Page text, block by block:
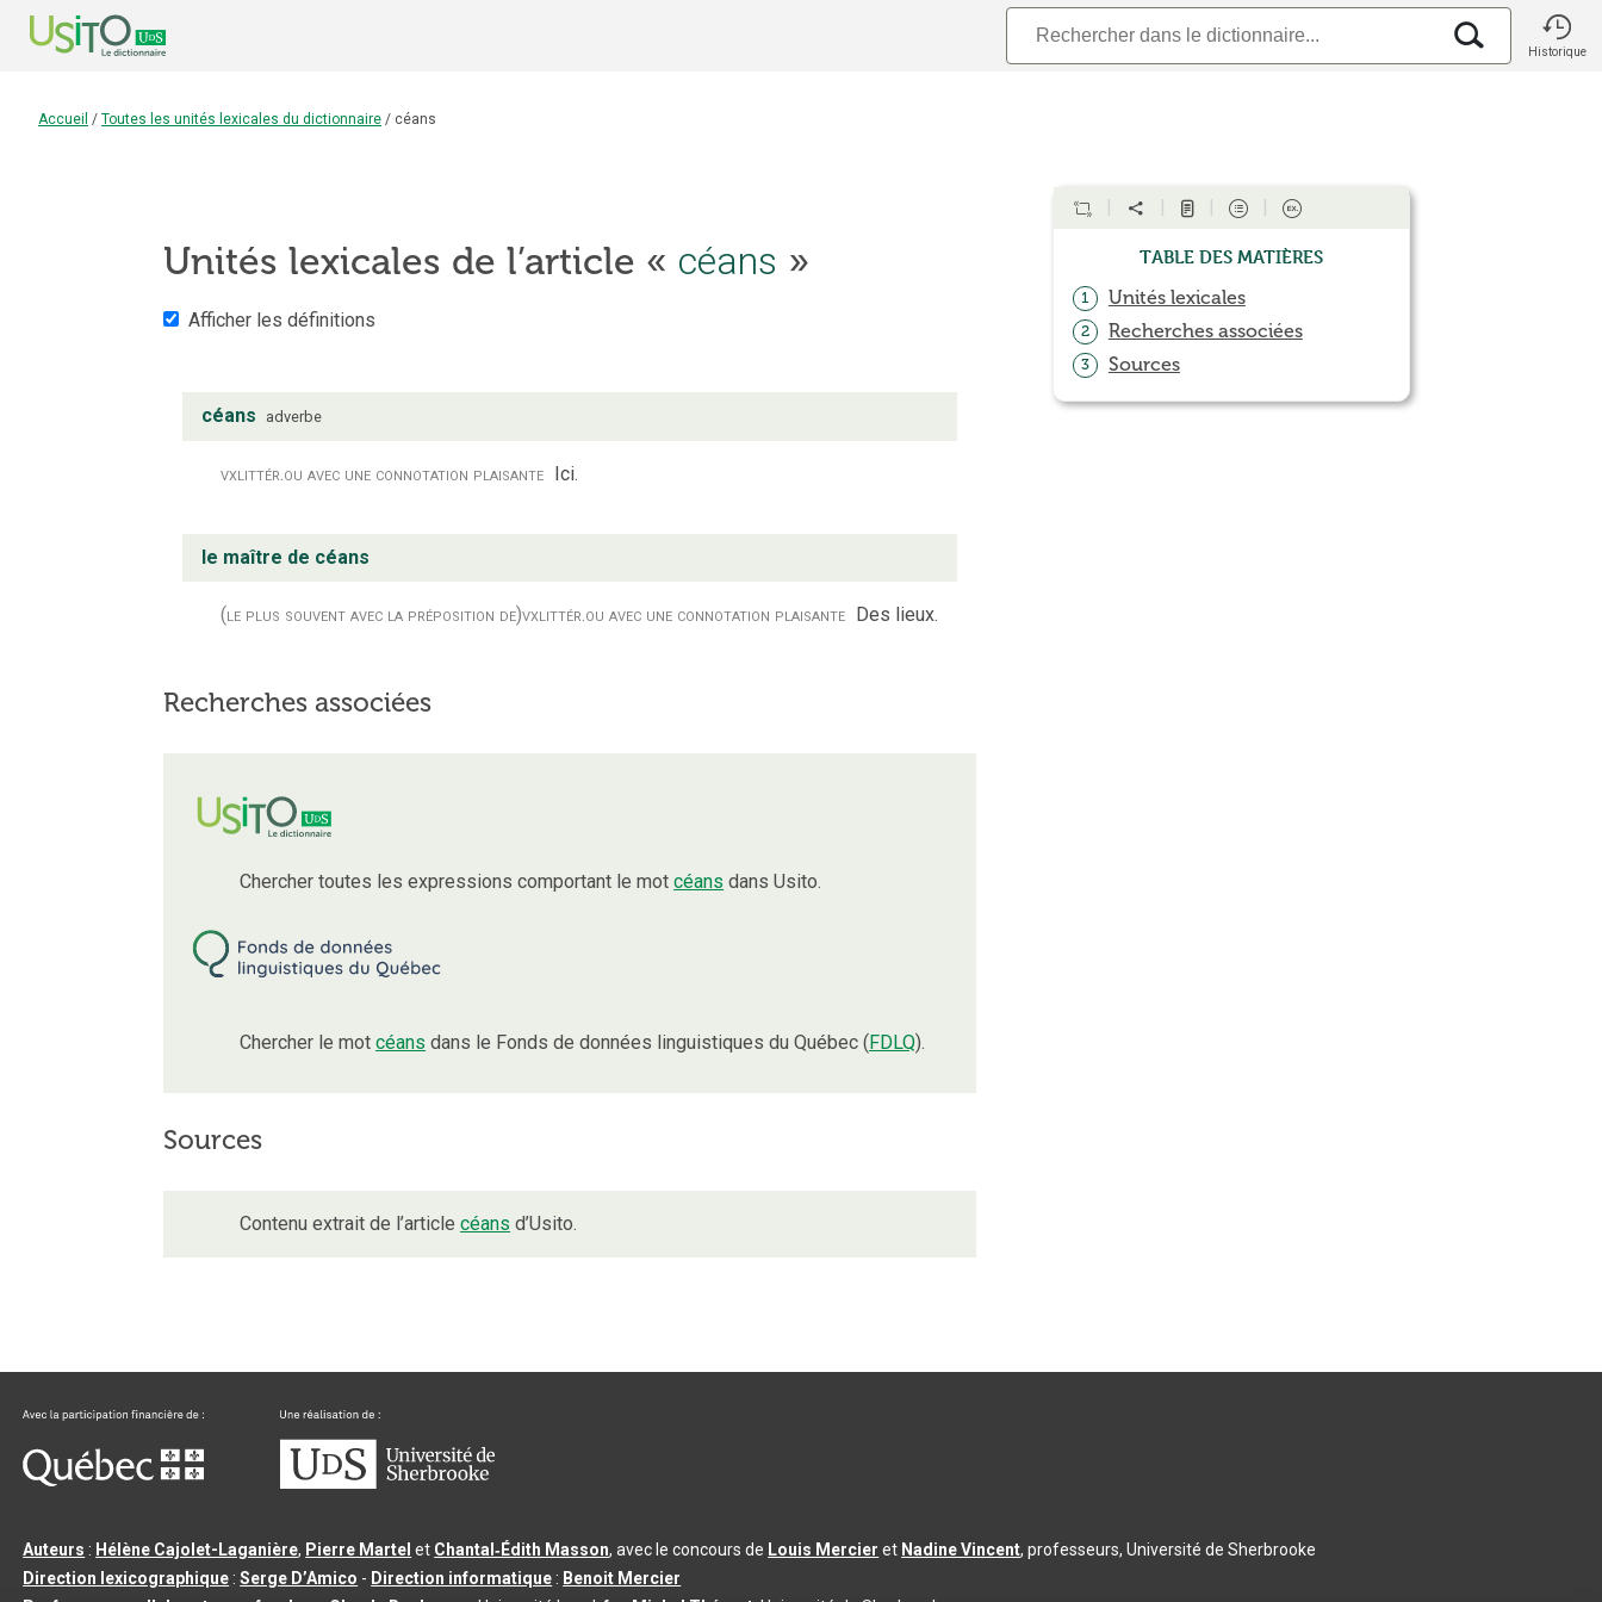
Historique
Accueil / Toutes les unités lexicales du dictionnaire / céans
Unités lexicales de l’article « céans »
Afficher les définitions
céans adverbe
vxlittér.ou avec une connotation plaisante Ici.
le maître de céans
(le plus souvent avec la préposition de)vxlittér.ou avec une connotation plaisante Des lieux.
Recherches associées
Chercher toutes les expressions comportant le motcéans dans Usito.
Chercher le motcéans dans le Fonds de données linguistiques du Québec (FDLQ).
Sources
Contenu extrait de l’articlecéans d’Usito.
Table des matières
1 Unités lexicales
2 Recherches associées
3 Sources
Auteurs : Hélène Cajolet-Laganière, Pierre Martel et Chantal‑Édith Masson, avec le concours de Louis Mercier et Nadine Vincent, professeurs, Université de Sherbrooke
Direction lexicographique :Serge D’Amico - Direction informatique : Benoit Mercier